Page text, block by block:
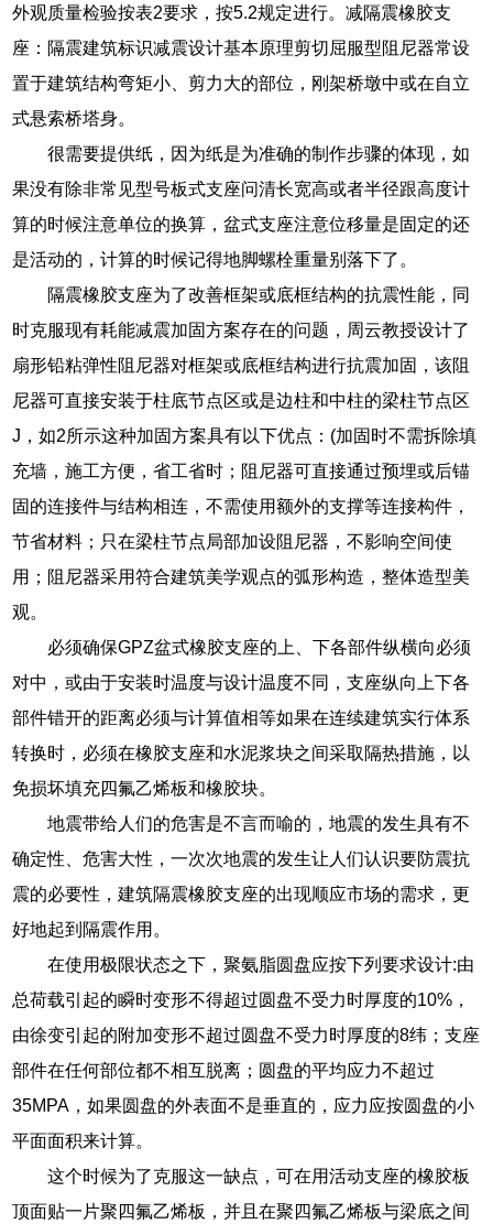
外观质量检验按表2要求，按5.2规定进行。减隔震橡胶支
座：隔震建筑标识减震设计基本原理剪切屈服型阻尼器常设
置于建筑结构弯矩小、剪力大的部位，刚架桥墩中或在自立
式悬索桥塔身。
很需要提供纸，因为纸是为准确的制作步骤的体现，如
果没有除非常见型号板式支座问清长宽高或者半径跟高度计
算的时候注意单位的换算，盆式支座注意位移量是固定的还
是活动的，计算的时候记得地脚螺栓重量别落下了。
隔震橡胶支座为了改善框架或底框结构的抗震性能，同
时克服现有耗能减震加固方案存在的问题，周云教授设计了
扇形铅粘弹性阻尼器对框架或底框结构进行抗震加固，该阻
尼器可直接安装于柱底节点区或是边柱和中柱的梁柱节点区
J，如2所示这种加固方案具有以下优点：(加固时不需拆除填
充墙，施工方便，省工省时；阻尼器可直接通过预埋或后锚
固的连接件与结构相连，不需使用额外的支撑等连接构件，
节省材料；只在梁柱节点局部加设阻尼器，不影响空间使
用；阻尼器采用符合建筑美学观点的弧形构造，整体造型美
观。
必须确保GPZ盆式橡胶支座的上、下各部件纵横向必须
对中，或由于安装时温度与设计温度不同，支座纵向上下各
部件错开的距离必须与计算值相等如果在连续建筑实行体系
转换时，必须在橡胶支座和水泥浆块之间采取隔热措施，以
免损坏填充四氟乙烯板和橡胶块。
地震带给人们的危害是不言而喻的，地震的发生具有不
确定性、危害大性，一次次地震的发生让人们认识要防震抗
震的必要性，建筑隔震橡胶支座的出现顺应市场的需求，更
好地起到隔震作用。
在使用极限状态之下，聚氨脂圆盘应按下列要求设计:由
总荷载引起的瞬时变形不得超过圆盘不受力时厚度的10%，
由徐变引起的附加变形不超过圆盘不受力时厚度的8纬；支座
部件在任何部位都不相互脱离；圆盘的平均应力不超过
35MPA，如果圆盘的外表面不是垂直的，应力应按圆盘的小
平面面积来计算。
这个时候为了克服这一缺点，可在用活动支座的橡胶板
顶面贴一片聚四氟乙烯板，并且在聚四氟乙烯板与梁底之间